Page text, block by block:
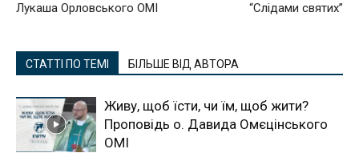
Лукаша Орловського ОМІ
“Слідами святих”
СТАТТІ ПО ТЕМІ БІЛЬШЕ ВІД АВТОРА
Живу, щоб їсти, чи їм, щоб жити?
Проповідь о. Давида Омєцінського
ОМІ